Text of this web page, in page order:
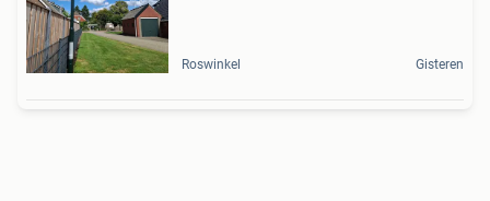
Roswinkel Gisteren